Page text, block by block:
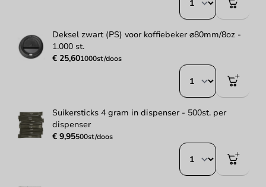
Deksel zwart (PS) voor koffiebeker ⌀80mm/8oz -
1.000 st.
€ 25,601000st/doos
Suikersticks 4 gram in dispenser - 500st. per
dispenser
€ 9,95500st/doos